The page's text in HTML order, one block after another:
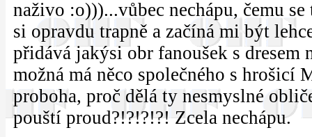
naživo :o)))...vůbec nechápu, čemu
si opravdu trapně a začíná mi být
přidává jakýsi obr fanoušek s dresem
možná má něco společného s hrošicí
proboha, proč dělá ty nesmyslné
pouští proud?!?!?!?! Zcela nechápu.